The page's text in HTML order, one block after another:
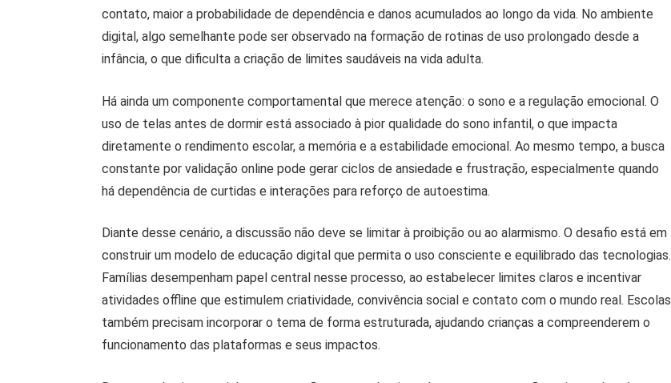
contato, maior a probabilidade de dependência e danos acumulados ao longo da vida. No ambiente
digital, algo semelhante pode ser observado na formação de rotinas de uso prolongado desde a
infância, o que dificulta a criação de limites saudáveis na vida adulta.
Há ainda um componente comportamental que merece atenção: o sono e a regulação emocional. O
uso de telas antes de dormir está associado à pior qualidade do sono infantil, o que impacta
diretamente o rendimento escolar, a memória e a estabilidade emocional. Ao mesmo tempo, a busca
constante por validação online pode gerar ciclos de ansiedade e frustração, especialmente quando
há dependência de curtidas e interações para reforço de autoestima.
Diante desse cenário, a discussão não deve se limitar à proibição ou ao alarmismo. O desafio está em
construir um modelo de educação digital que permita o uso consciente e equilibrado das tecnologias.
Famílias desempenham papel central nesse processo, ao estabelecer limites claros e incentivar
atividades offline que estimulem criatividade, convivência social e contato com o mundo real. Escolas
também precisam incorporar o tema de forma estruturada, ajudando crianças a compreenderem o
funcionamento das plataformas e seus impactos.